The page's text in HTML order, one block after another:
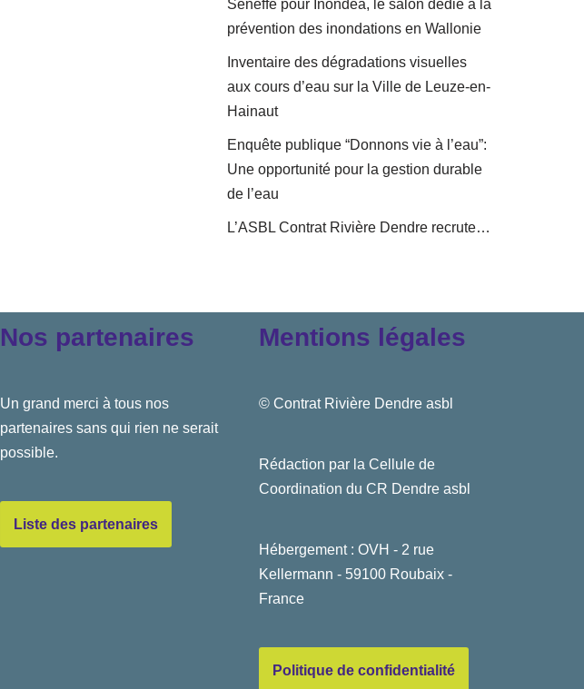
Seneffe pour Inondéa, le salon dédié à la
prévention des inondations en Wallonie
Inventaire des dégradations visuelles
aux cours d’eau sur la Ville de Leuze-en-
Hainaut
Enquête publique “Donnons vie à l’eau”:
Une opportunité pour la gestion durable
de l’eau
L’ASBL Contrat Rivière Dendre recrute…
Nos partenaires
Un grand merci à tous nos
partenaires sans qui rien ne serait
possible.
Liste des partenaires
Mentions légales
© Contrat Rivière Dendre asbl
Rédaction par la Cellule de
Coordination du CR Dendre asbl
Hébergement : OVH - 2 rue
Kellermann - 59100 Roubaix -
France
Politique de confidentialité